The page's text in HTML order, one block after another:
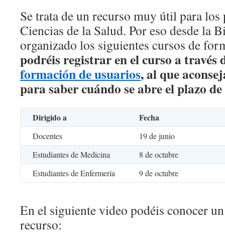
Se trata de un recurso muy útil para los
Ciencias de la Salud. Por eso desde la
organizado los siguientes cursos de
podréis registrar en el curso a través
formación de usuarios, al que
para saber cuándo se abre el plazo
Dirigido a Fecha
Docentes
19 de junio
Estudiantes de Medicina
8 de octubre
Estudiantes de Enfermería
9 de octubre
En el siguiente video podéis conocer
recurso: